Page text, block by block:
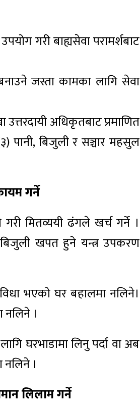
गरी बाह्यसेवा परामर्शबाट
जस्ता कामका लागि सेवा
अधिकृतबाट प्रमाणित
पानी, बिजुली र सञ्चार महसुल
गर्ने
मितव्ययी ढंगले खर्च गर्ने ।
खपत हुने यन्त्र उपकरण
भएको घर बहालमा नलिने।
नलिने ।
घरभाडामा लिनु पर्दा वा अब
नलिने ।
लिलाम गर्ने